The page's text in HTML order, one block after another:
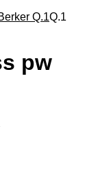
Q.1Q.1
pw